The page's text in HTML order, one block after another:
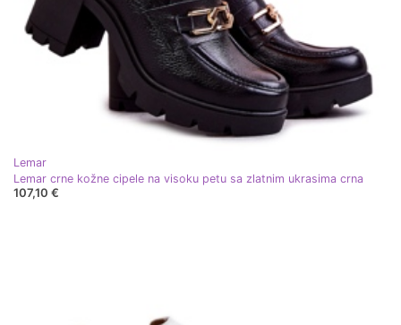
Lemar
Lemar crne kožne cipele na visoku petu sa zlatnim ukrasima crna
107,10 €